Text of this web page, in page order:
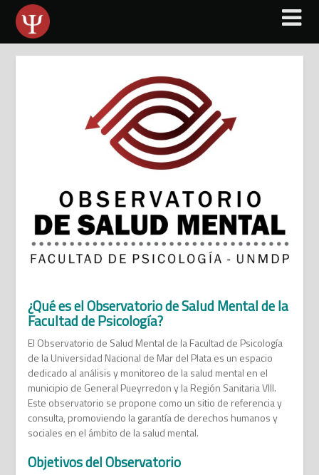
Skip
content
¿Qué es el Observatorio de Salud Mental de la
Facultad de Psicología?
El Observatorio de Salud Mental de la Facultad de Psicología
de la Universidad Nacional de Mar del Plata es un espacio
dedicado al análisis y monitoreo de la salud mental en el
municipio de General Pueyrredon y la Región Sanitaria VIII.
Este observatorio se propone como un sitio de referencia y
consulta, promoviendo la garantía de derechos humanos y
sociales en el ámbito de la salud mental.
Objetivos del Observatorio